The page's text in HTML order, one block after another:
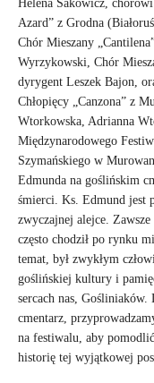
Helena Sakowicz,
Azard” z Grodna
Chór Mieszany
Wyrzykowski, Chór
dyrygent Leszek Bajon,
Chłopięcy „Canzona” z
Wtorkowska, Adrianna
Międzynarodowego
Szymańskiego w
Edmunda na goślińskim
śmierci. Ks. Edmund jest
zwyczajnej alejce.
często chodził po rynku
temat, był zwykłym
goślińskiej kultury i
sercach nas,
cmentarz,
na festiwalu, aby
historię tej wyjątkowej